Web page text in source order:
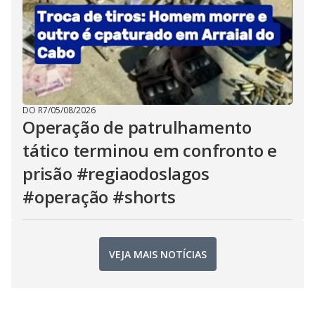
DO R7/05/08/2026
Operação de patrulhamento
tático terminou em confronto e
prisão #regiaodoslagos
#operação #shorts
VEJA MAIS NOTÍCIAS